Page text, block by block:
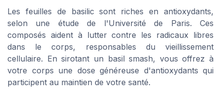
Les feuilles de basilic sont riches en antioxydants,
selon une étude de l'Université de Paris. Ces
composés aident à lutter contre les radicaux libres
dans le corps, responsables du vieillissement
cellulaire. En sirotant un basil smash, vous offrez à
votre corps une dose généreuse d'antioxydants qui
participent au maintien de votre santé.